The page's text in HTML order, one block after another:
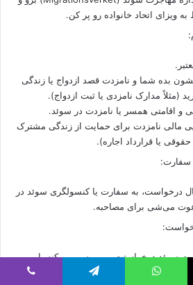
ویزای اتحاد خانواده رو پر کن.
بده شما و نامزدت قصد ازدواج یا زندگی
(مثلاً مدارک نامزدی یا ثبت ازدواج).
و اقامتی همسر یا نامزدت در سوئد.
مالی نامزدت برای حمایت از زندگی مشترک
یا قرارداد اجاره).
سفارت:
درخواست، به سفارت یا کنسولگری سوئد در
می‌شی برای مصاحبه.
سوئد درخواستت رو بررسی می‌کنه. این
پروسه ممکنه بین 6 ماه تا یک سال طول بکشه، بسته به